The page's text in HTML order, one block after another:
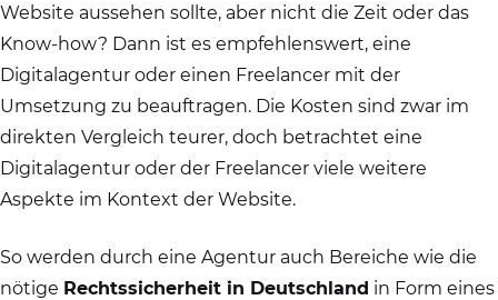
Website aussehen sollte, aber nicht die Zeit oder das
Know-how? Dann ist es empfehlenswert, eine
Digitalagentur oder einen Freelancer mit der
Umsetzung zu beauftragen. Die Kosten sind zwar im
direkten Vergleich teurer, doch betrachtet eine
Digitalagentur oder der Freelancer viele weitere
Aspekte im Kontext der Website.
So werden durch eine Agentur auch Bereiche wie die
nötige Rechtssicherheit in Deutschland in Form eines